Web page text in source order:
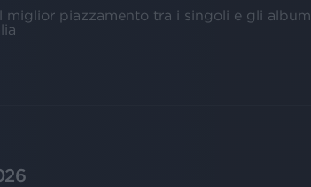
piazzamento tra i singoli e gli album